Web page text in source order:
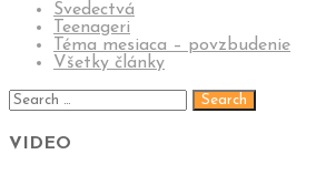
Svedectvá
Teenageri
Téma mesiaca – povzbudenie
Všetky články
VIDEO